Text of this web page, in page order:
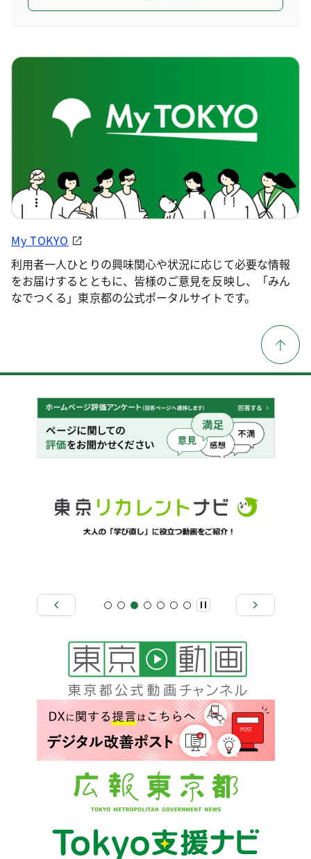
My TOKYO
利用者一人ひとりの興味関心や状況に応じて必要な情報
をお届けするとともに、皆様のご意見を反映し、「みん
なでつくる」東京都の公式ポータルサイトです。